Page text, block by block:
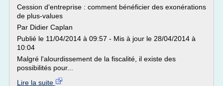
Cession d'entreprise : comment bénéficier des exonérations
de plus-values
Par Didier Caplan
Publié le 11/04/2014 à 09:57 - Mis à jour le 28/04/2014 à
10:04
Malgré l'alourdissement de la fiscalité, il existe des
possibilités pour...
Lire la suite